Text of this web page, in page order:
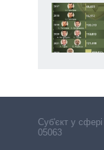
Cуб'єкт у
05063